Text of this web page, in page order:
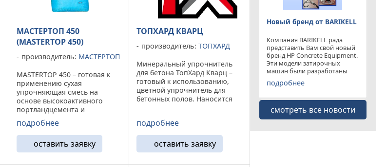
МАСТЕРТОП 450
(MASTERTOP 450)
производитель: МАСТЕРТОП
MASTERTOP 450 – готовая к
применению сухая
упрочняющая смесь на
основе высокоактивного
портландцемента и
специально подобранных
корундовых заполнителей.
ОБЛАСТЬ ПРИМНЕНИЯ
MASTERTOP 450 (Мастертоп
450) предназначен для
упрочнения поверхности ...
подробнее
оставить заявку
ТОПХАРД КВАРЦ
производитель:ТОПХАРД
Минеральный упрочнитель
для бетона ТопХард Кварц –
готовый к использованию,
цветной упрочнитель для
бетонных полов. Наносится
европейском
оборудованиипо
современным рецептурам, и
содержит смесь ...
подробнее
оставить заявку
Новый бренд от BARIKELL
Компания BARIKELL рада
представить Вам свой новый
бренд HP Concrete Equipment.
Эти модели затирочных
машин были разработаны
специально для
удовлетворения рынка
класса . Данная "белая линия"
представлена несколькими
моделями
подробнее
смотреть все новости